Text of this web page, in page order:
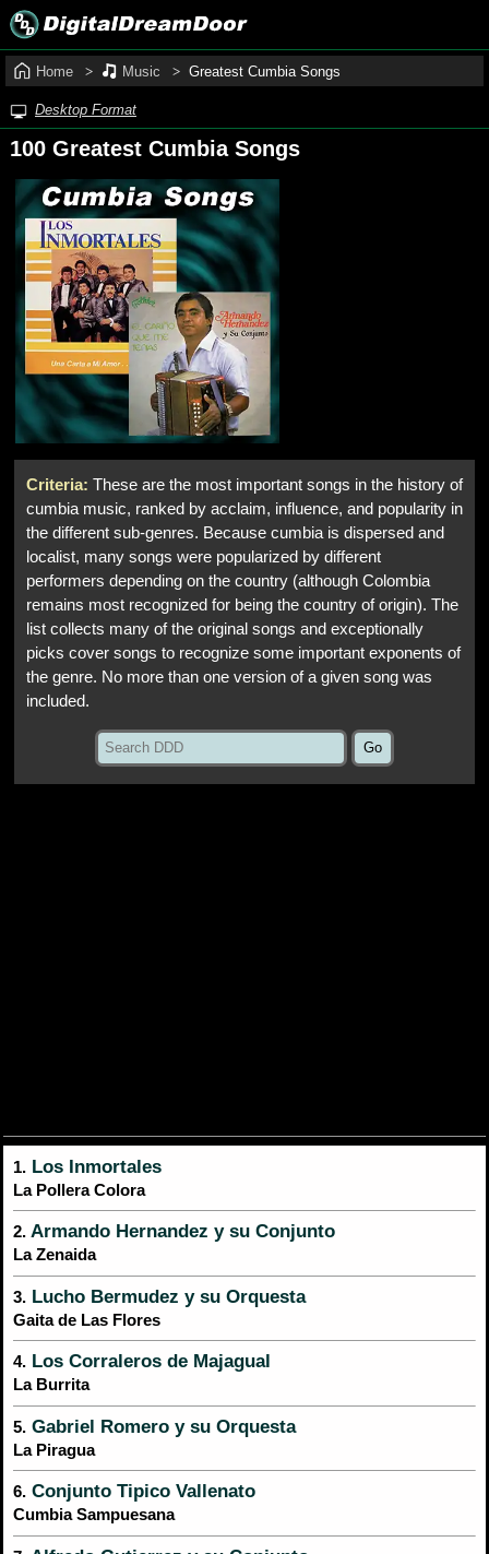
Home Music Greatest Cumbia Songs
Desktop Format
100 Greatest Cumbia Songs
Criteria: These are the most important songs in the history of
cumbia music, ranked by acclaim, influence, and popularity in
the different sub-genres. Because cumbia is dispersed and
localist, many songs were popularized by different
performers depending on the country (although Colombia
remains most recognized for being the country of origin). The
list collects many of the original songs and exceptionally
picks cover songs to recognize some important exponents of
the genre. No more than one version of a given song was
included.
1. Los Inmortales
La Pollera Colora
2. Armando Hernandez y su Conjunto
La Zenaida
3. Lucho Bermudez y su Orquesta
Gaita de Las Flores
4. Los Corraleros de Majagual
La Burrita
5. Gabriel Romero y su Orquesta
La Piragua
6. Conjunto Tipico Vallenato
Cumbia Sampuesana